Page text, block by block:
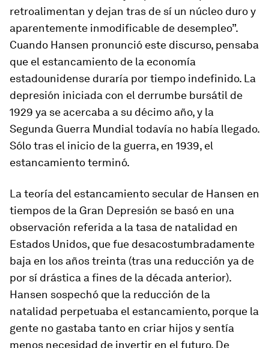
retroalimentan y dejan tras de sí un núcleo duro y
aparentemente inmodificable de desempleo”.
Cuando Hansen pronunció este discurso, pensaba
que el estancamiento de la economía
estadounidense duraría por tiempo indefinido. La
depresión iniciada con el derrumbe bursátil de
1929 ya se acercaba a su décimo año, y la
Segunda Guerra Mundial todavía no había llegado.
Sólo tras el inicio de la guerra, en 1939, el
estancamiento terminó.
La teoría del estancamiento secular de Hansen en
tiempos de la Gran Depresión se basó en una
observación referida a la tasa de natalidad en
Estados Unidos, que fue desacostumbradamente
baja en los años treinta (tras una reducción ya de
por sí drástica a fines de la década anterior).
Hansen sospechó que la reducción de la
natalidad perpetuaba el estancamiento, porque la
gente no gastaba tanto en criar hijos y sentía
menos necesidad de invertir en el futuro. De